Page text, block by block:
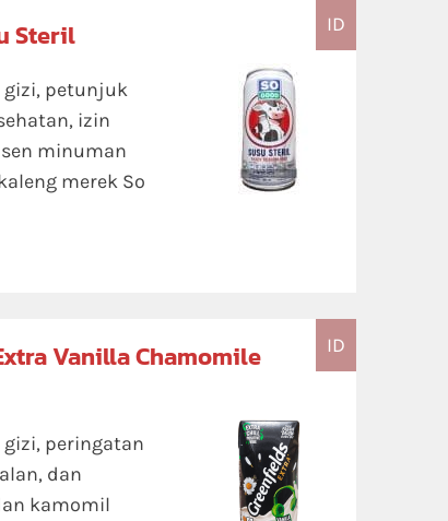
ID
Steril
gizi, petunjuk
izin
minuman
merek So
ID
Vanilla Chamomile
peringatan
dan
kamomil